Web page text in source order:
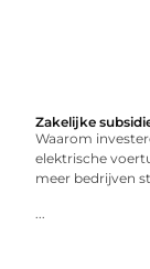
Zakelijke
Waarom
elektrische
meer bedrijven
...